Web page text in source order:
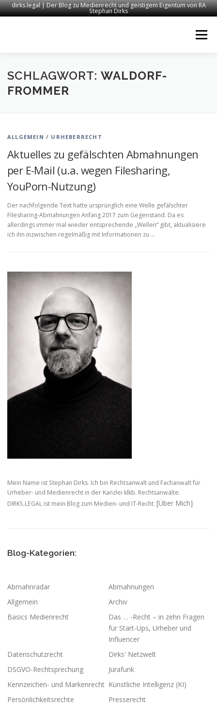
dirks.legal | Der Blog zu Medienrecht und geistigem Eigentum von RA
Stephan Dirks
Menü
START KONTAKT RECHTSANWALT DIRKS
SCHLAGWORT: WALDORF-
FROMMER
ALLGEMEIN / URHEBERRECHT
Aktuelles zu gefälschten Abmahnungen
per E-Mail (u.a. wegen Filesharing,
YouPorn-Nutzung)
Der nachfolgende Text hatte ursprünglich eine Welle gefälschter
Filesharing-Abmahnungen Anfang 2017 zum Gegenstand. Da es
allerdings immer mal wieder entsprechende „Wellen“ gibt, aktualisiere
ich ihn inzwischen regelmäßig mit Informationen zu …
Mein Name ist Stephan Dirks. Ich bin Rechtsanwalt und Fachanwalt für
Urheber- und Medienrecht in der Kanzlei klkb. Rechtsanwälte.
DIRKS.LEGAL ist mein Blog zum Medien- und IT-Recht. [Über Mich]
Blog-Kategorien:
Abmahnradar
Abmahnungen
Allgemein
Archiv
Basics Medienrecht
Das … -Recht – in zehn Fragen
für Start-Ups, Urheber und
Influencer
Datenschutzrecht
Dirks' Netzwelt
DSGVO-Rechtsprechung
Jurafunk
Kennzeichen- und Markenrecht Künstliche Intelligenz (KI)
Persönlichkeitsrechte
Presserecht